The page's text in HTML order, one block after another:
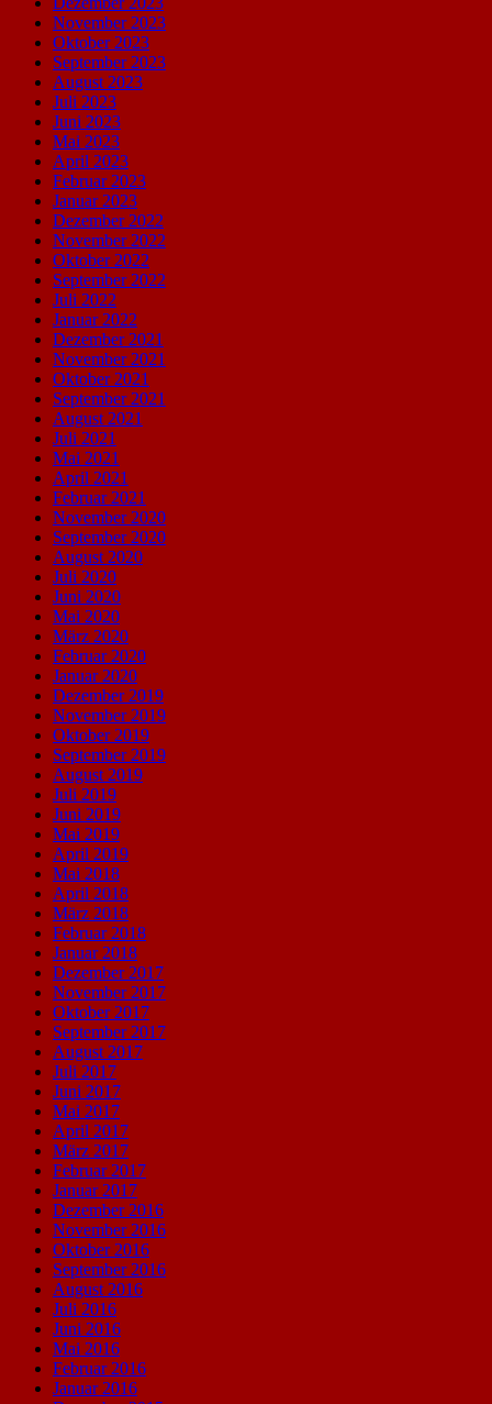
November 2023
Oktober 2023
September 2023
August 2023
Juli 2023
Juni 2023
Mai 2023
April 2023
Februar 2023
Januar 2023
Dezember 2022
November 2022
Oktober 2022
September 2022
Juli 2022
Januar 2022
Dezember 2021
November 2021
Oktober 2021
September 2021
August 2021
Juli 2021
Mai 2021
April 2021
Februar 2021
November 2020
September 2020
August 2020
Juli 2020
Juni 2020
Mai 2020
März 2020
Februar 2020
Januar 2020
Dezember 2019
November 2019
Oktober 2019
September 2019
August 2019
Juli 2019
Juni 2019
Mai 2019
April 2019
Mai 2018
April 2018
März 2018
Februar 2018
Januar 2018
Dezember 2017
November 2017
Oktober 2017
September 2017
August 2017
Juli 2017
Juni 2017
Mai 2017
April 2017
März 2017
Februar 2017
Januar 2017
Dezember 2016
November 2016
Oktober 2016
September 2016
August 2016
Juli 2016
Juni 2016
Mai 2016
Februar 2016
Januar 2016